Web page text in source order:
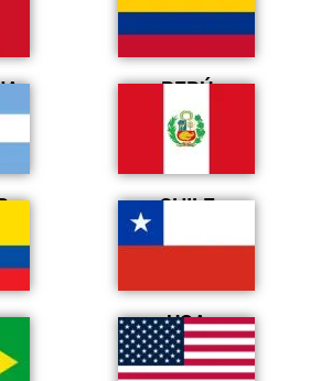
PERÚ
CHILE
USA